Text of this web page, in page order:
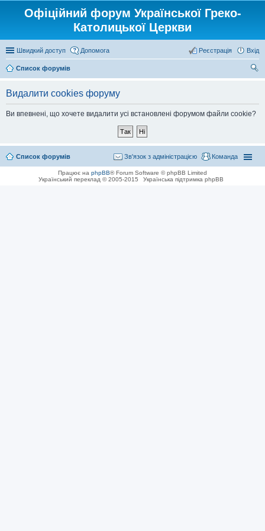
Офіційний форум Української Греко-
Католицької Церкви
Швидкий доступ Допомога Вхід
Реєстрація
Список форумів
Видалити cookies форуму
Ви впевнені, що хочете видалити усі встановлені форумом файли cookie?
Список форумів Команда
Зв'язок з адміністрацією
Працює на phpBB® Forum Software © phpBB Limited
Український переклад © 2005-2015
Українська підтримка phpBB